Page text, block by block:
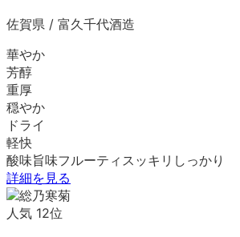
佐賀県 / 富久千代酒造
華やか
芳醇
重厚
穏やか
ドライ
軽快
酸味旨味フルーティ スッキリ しっかり
詳細を見る
人気 12位